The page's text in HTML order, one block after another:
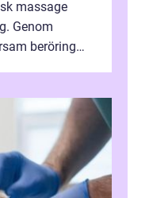
massage
Genom
beröring